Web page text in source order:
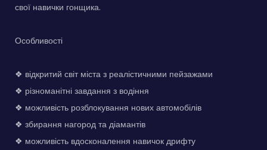
свої навички гонщика.
Особливості
❖ відкритий світ міста з реалістичними пейзажами
❖ різноманітні завдання з водіння
❖ можливість розблокування нових автомобілів
❖ збирання нагород та діамантів
❖ можливість вдосконалення навичок дрифту